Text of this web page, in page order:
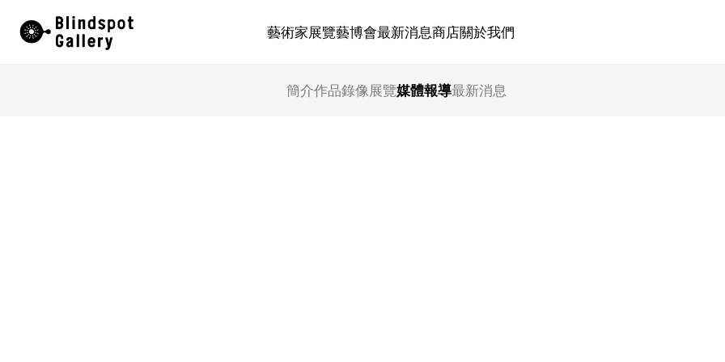
藝術家展覽藝博會最新消息商店關於我們
簡介作品錄像展覽媒體報導最新消息